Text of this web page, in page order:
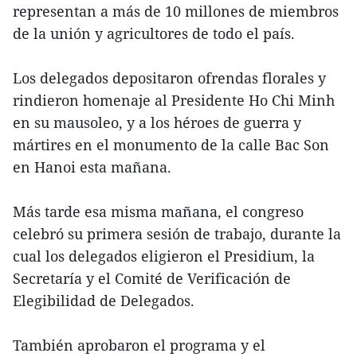
representan a más de 10 millones de miembros
de la unión y agricultores de todo el país.
Los delegados depositaron ofrendas florales y
rindieron homenaje al Presidente Ho Chi Minh
en su mausoleo, y a los héroes de guerra y
mártires en el monumento de la calle Bac Son
en Hanoi esta mañana.
Más tarde esa misma mañana, el congreso
celebró su primera sesión de trabajo, durante la
cual los delegados eligieron el Presidium, la
Secretaría y el Comité de Verificación de
Elegibilidad de Delegados.
También aprobaron el programa y el